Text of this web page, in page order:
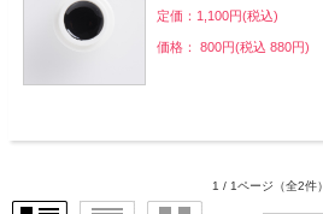
定価：1,100円(税込)
価格： 800円(税込 880円)
1 / 1ページ （全2件）